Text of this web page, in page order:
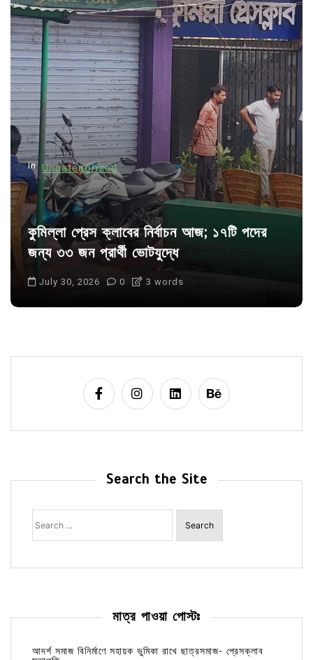
i
g
a
t
i
o
n
In Uncategorized
কুমিল্লা প্রেস ক্লাবের নির্বাচন আজ; ১৭টি পদের
জন্য ৩৩ জন প্রার্থী ভোটযুদ্ধে
July 30, 2026 0 3 words
Search the Site
Search
for:
মাত্র পাওয়া পোস্টঃ
আদর্শ সমাজ বিনির্মাণে সহায়ক ভুমিকা রাখে ছাত্রসমাজ- প্রেসক্লাব